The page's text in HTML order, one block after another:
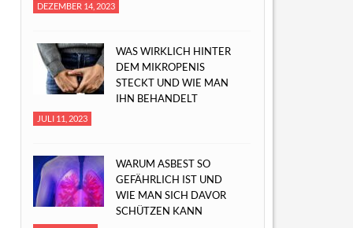
DEZEMBER 14, 2023
WAS WIRKLICH HINTER
DEM MIKROPENIS
STECKT UND WIE MAN
IHN BEHANDELT
JULI 11, 2023
WARUM ASBEST SO
GEFÄHRLICH IST UND
WIE MAN SICH DAVOR
SCHÜTZEN KANN